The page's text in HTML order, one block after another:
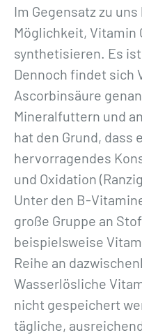
Im Gegensatz zu
Möglichkeit, Vitamin
synthetisieren. Es
Dennoch findet sich
Ascorbinsäure
Mineralfuttern und
hat den Grund, dass
hervorragendes
und Oxidation
Unter den B-
große Gruppe an
beispielsweise
Reihe an
Wasserlösliche
nicht gespeichert
tägliche,